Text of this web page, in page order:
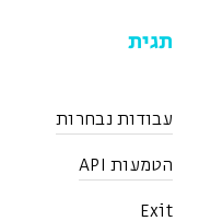
תגית
עבודות נבחרות
הטמעות API
Exit